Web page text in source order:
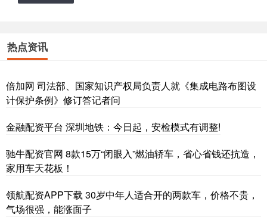
热点资讯
倍加网 司法部、国家知识产权局负责人就《集成电路布图设
计保护条例》修订答记者问
金融配资平台 深圳地铁：今日起，安检模式有调整!
驰牛配资官网 8款15万“闭眼入”燃油轿车，省心省钱还抗造，
家用车天花板！
领航配资APP下载 30岁中年人适合开的两款车，价格不贵，
气场很强，能涨面子